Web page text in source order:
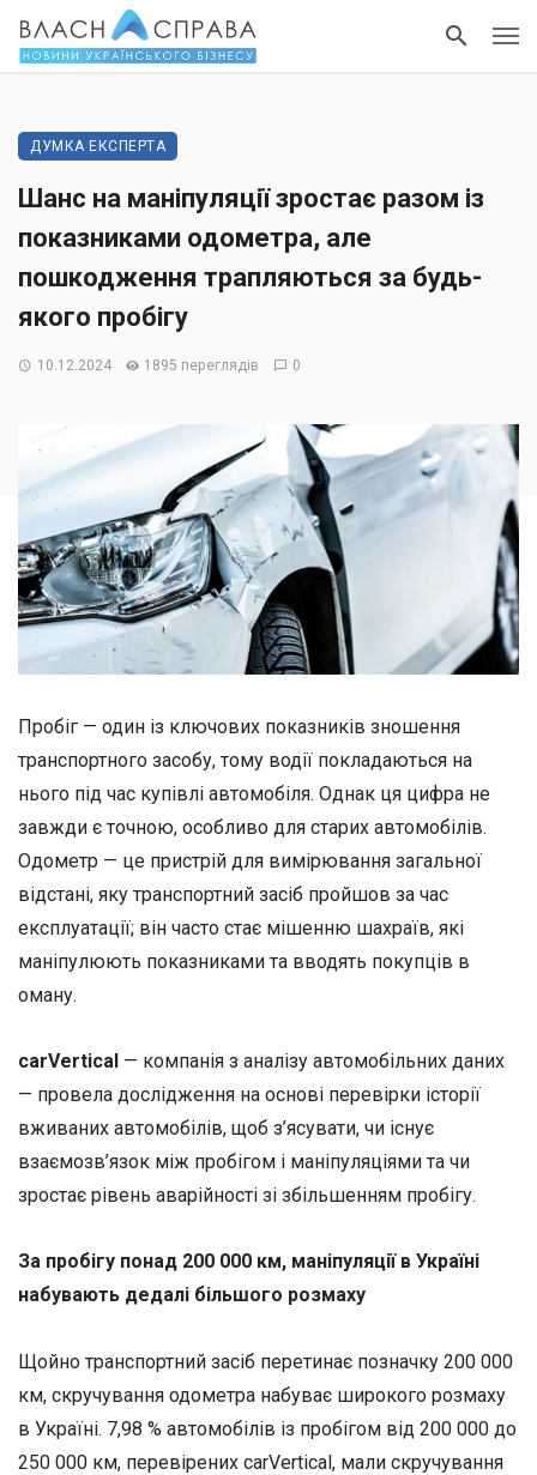
ДУМКА ЕКСПЕРТА
Шанс на маніпуляції зростає разом із
показниками одометра, але
пошкодження трапляються за будь-
якого пробігу
10.12.2024 1895 переглядів 0
Пробіг — один із ключових показників зношення
транспортного засобу, тому водії покладаються на
нього під час купівлі автомобіля. Однак ця цифра не
завжди є точною, особливо для старих автомобілів.
Одометр — це пристрій для вимірювання загальної
відстані, яку транспортний засіб пройшов за час
експлуатації; він часто стає мішенню шахраїв, які
маніпулюють показниками та вводять покупців в
оману.
carVertical — компанія з аналізу автомобільних даних
— провела дослідження на основі перевірки історії
вживаних автомобілів, щоб з’ясувати, чи існує
взаємозв’язок між пробігом і маніпуляціями та чи
зростає рівень аварійності зі збільшенням пробігу.
За пробігу понад 200 000 км, маніпуляції в Україні
набувають дедалі більшого розмаху
Щойно транспортний засіб перетинає позначку 200 000
км, скручування одометра набуває широкого розмаху
в Україні. 7,98 % автомобілів із пробігом від 200 000 до
250 000 км, перевірених carVertical, мали скручування